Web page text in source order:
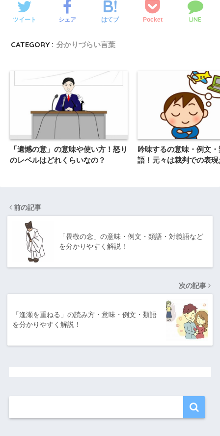
ツイート シェア はてブ Pocket LINE
CATEGORY : 分かりづらい言葉
「遺憾の意」の意味や使い方！怒り
のレベルはどれくらいなの？
吟味するの意味・例文
語！元々は裁判での表
前の記事
「畏敬の念」の意味・例文・類語・対義語など
を分かりやすく解説！
次の記事
「逢瀬を重ねる」の読み方・意味・例文・類語
を分かりやすく解説！